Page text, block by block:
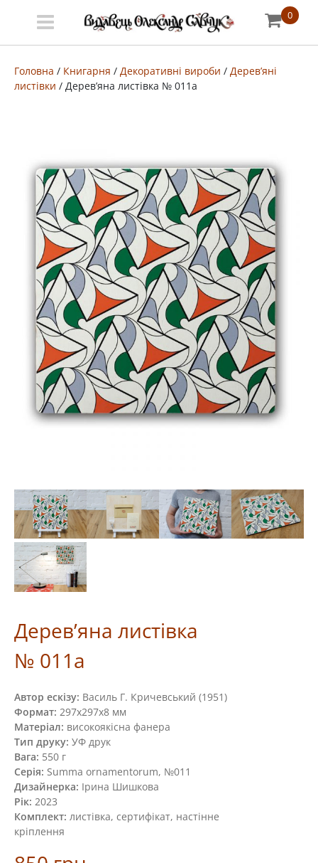
Меню
Про
договір
Видати
#запідтримкиУКФ
0
Головна / Книгарня / Декоративні вироби / Дерев’яні
листівки / Дерев’яна листівка № 011a
Дерев’яна листівка
№ 011a
Автор ескізу: Василь Г. Кричевський (1951)
Формат: 297х297х8 мм
Матеріал: високоякісна фанера
Тип друку: УФ друк
Вага: 550 г
Серія: Summa ornamentorum, №011
Дизайнерка: Ірина Шишкова
Рік: 2023
Комплект: листівка, сертифікат, настінне
кріплення